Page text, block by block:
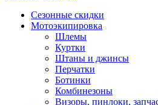
Сезонные скидки
Мотоэкипировка
Шлемы
Куртки
Штаны и джинсы
Перчатки
Ботинки
Комбинезоны
Визоры, пинлоки,